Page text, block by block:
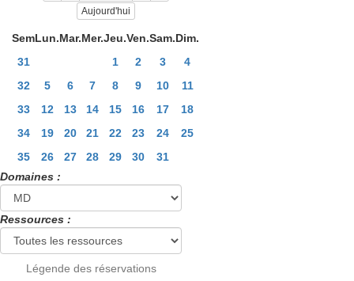
Aujourd'hui
SemLun.Mar.Mer.Jeu.Ven.Sam.Dim.
31
1 2 3
4
32
5 6 7 8 9 10
11
33
12 13 14 15 16 17
18
34
19 20 21 22 23 24
25
35
26 27 28 29 30
31
Domaines :
Ressources :
Légende des réservations